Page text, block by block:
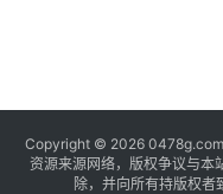
Copyright © 2026
资源来源网络，版权争议与本
除，并向所有持版权者